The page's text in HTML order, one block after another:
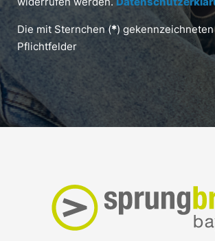
Die mit Sternchen (*)
Pflichtfelder